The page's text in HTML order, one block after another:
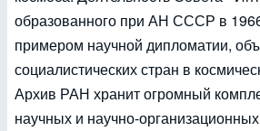
образованного при АН СССР в
примером научной дипломатии,
социалистических стран в
Архив РАН хранит огромный
научных и научно-